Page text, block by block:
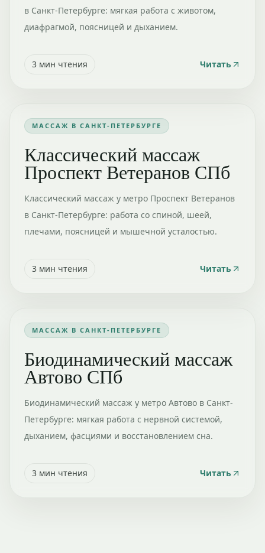
в Санкт-Петербурге: мягкая работа с животом,
диафрагмой, поясницей и дыханием.
3 мин чтения Читать
МАССАЖ В САНКТ-ПЕТЕРБУРГЕ
Классический массаж
Проспект Ветеранов СПб
Классический массаж у метро Проспект Ветеранов
в Санкт-Петербурге: работа со спиной, шеей,
плечами, поясницей и мышечной усталостью.
3 мин чтения Читать
МАССАЖ В САНКТ-ПЕТЕРБУРГЕ
Биодинамический массаж
Автово СПб
Биодинамический массаж у метро Автово в Санкт-
Петербурге: мягкая работа с нервной системой,
дыханием, фасциями и восстановлением сна.
3 мин чтения Читать